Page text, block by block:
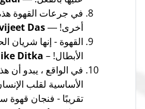
في جرعات القهوة
أخرى! ―Das
القهوة - إنها شريان
الأبطال! – Ditka
في الواقع ، يبدو أن
الأساسية لقلب
تقريبًا - فنجان قهوة